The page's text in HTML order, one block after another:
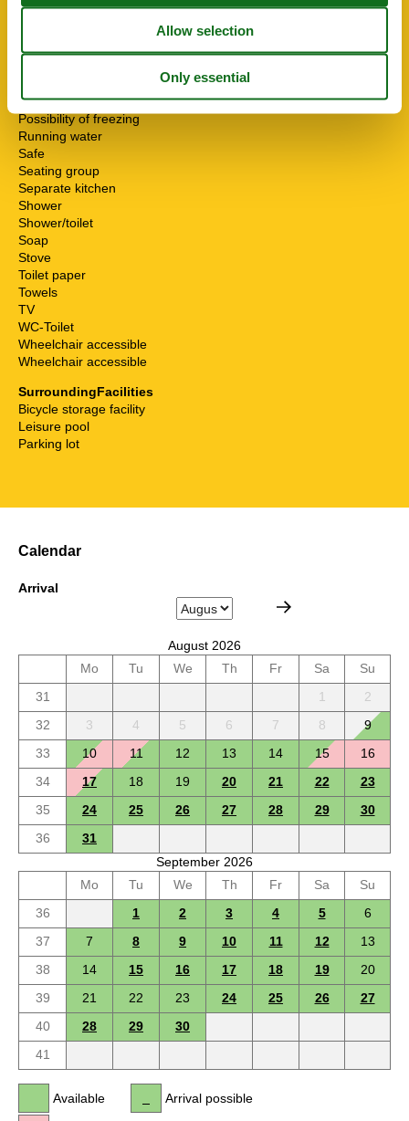
High chair
Mikrowelle
Pets allowed or on request
Possibility of freezing
Running water
Safe
Seating group
Separate kitchen
Shower
Shower/toilet
Soap
Stove
Toilet paper
Towels
TV
WC-Toilet
Wheelchair accessible
Wheelchair accessible
SurroundingFacilities
Bicycle storage facility
Leisure pool
Parking lot
Calendar
Arrival
August 2026
Mo
Tu We Th Fr Sa
Su
31
1
2
32
3 4 5 6 7 8
9
33
10 11 12 13 14 15
16
34
17 18 19 20 21 22
23
35
24 25 26 27 28 29
30
36
31
September 2026
Mo
Tu We Th Fr Sa
Su
36
1 2 3 4 5
6
37
7 8 9 10 11 12
13
38
14 15 16 17 18 19
20
39
21 22 23 24 25 26
27
40
28 29
30
41
Available Arrival possible